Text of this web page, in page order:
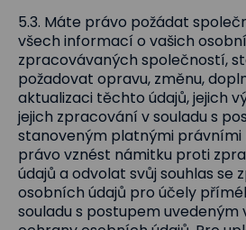
5.3. Máte právo požádat
všech informací o vašich
zpracovávaných společností,
požadovat opravu, změnu,
aktualizaci těchto údajů, jejich
jejich zpracování v souladu s
stanoveným platnými právními
právo vznést námitku proti
údajů a odvolat svůj souhlas se
osobních údajů pro účely
souladu s postupem